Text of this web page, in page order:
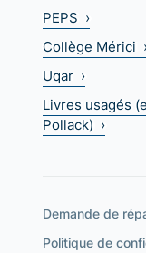
PEPS ›
Collège Mérici
Uqar ›
Livres usagés
Pollack) ›
Demande de
Politique de